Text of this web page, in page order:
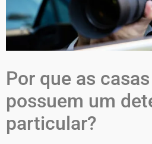
Por que as
possuem um
particular?